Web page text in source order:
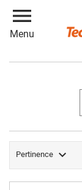
menu
Menu
Pertinence 